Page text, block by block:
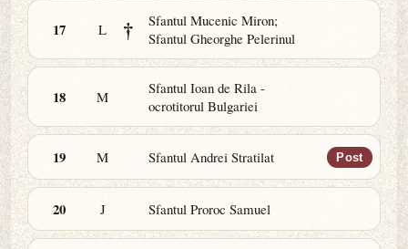
17 L †
Sfantul Mucenic Miron;
Sfantul Gheorghe Pelerinul
18 M
Sfantul Ioan de Rila -
ocrotitorul Bulgariei
19 M Sfantul Andrei Stratilat Post
20 J Sfantul Proroc Samuel